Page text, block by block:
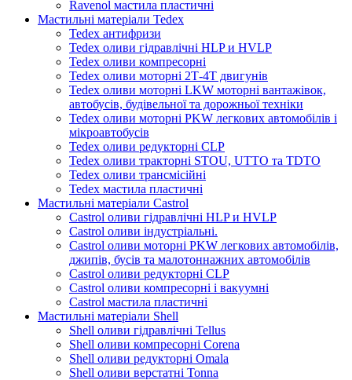
Ravenol мастила пластичні
Мастильні матеріали Tedex
Tedex антифризи
Tedex оливи гідравлічні HLP и HVLP
Tedex оливи компресорні
Tedex оливи моторні 2Т-4Т двигунів
Tedex оливи моторні LKW моторні вантажівок,
автобусів, будівельної та дорожньої техніки
Tedex оливи моторні PKW легкових автомобілів і
мікроавтобусів
Tedex оливи редукторні CLP
Tedex оливи тракторні STOU, UTTO та TDTO
Tedex оливи трансмісійні
Tedex мастила пластичні
Мастильні матеріали Castrol
Castrol оливи гідравлічні HLP и HVLP
Castrol оливи індустріальні.
Castrol оливи моторні PKW легкових автомобілів,
джипів, бусів та малотоннажних автомобілів
Castrol оливи редукторні CLP
Castrol оливи компресорні і вакуумні
Castrol мастила пластичні
Мастильні матеріали Shell
Shell оливи гідравлічні Tellus
Shell оливи компресорні Corena
Shell оливи редукторні Omala
Shell оливи верстатні Tonna